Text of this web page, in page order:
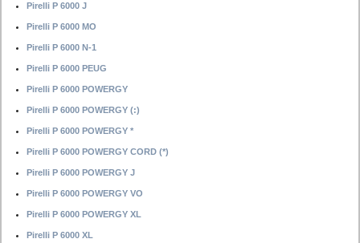
Pirelli P 6000 J
Pirelli P 6000 MO
Pirelli P 6000 N-1
Pirelli P 6000 PEUG
Pirelli P 6000 POWERGY
Pirelli P 6000 POWERGY (:)
Pirelli P 6000 POWERGY *
Pirelli P 6000 POWERGY CORD (*)
Pirelli P 6000 POWERGY J
Pirelli P 6000 POWERGY VO
Pirelli P 6000 POWERGY XL
Pirelli P 6000 XL